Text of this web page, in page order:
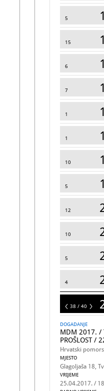
5
15
6
7
1
1
10
5
12
10
5
4
4038 / 40
DOGADANJE
MDM 2017. /
PROŠLOST /
Hrvatski
MJESTO
Glagoljaša 18,
VRIJEME
25.04.2017. /